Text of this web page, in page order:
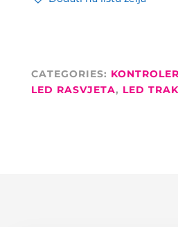
CATEGORIES:
LED RASVJETA, LED